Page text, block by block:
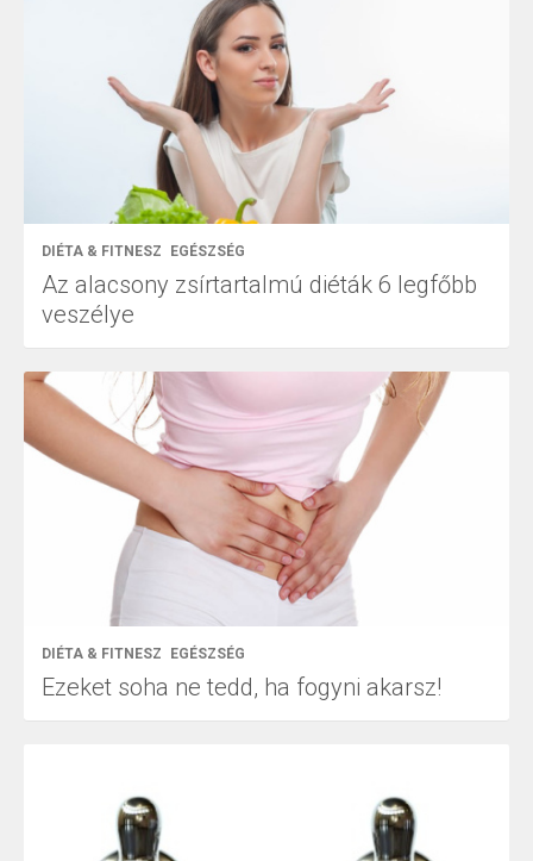
DIÉTA & FITNESZ EGÉSZSÉG
Az alacsony zsírtartalmú diéták 6 legfőbb
veszélye
DIÉTA & FITNESZ EGÉSZSÉG
Ezeket soha ne tedd, ha fogyni akarsz!